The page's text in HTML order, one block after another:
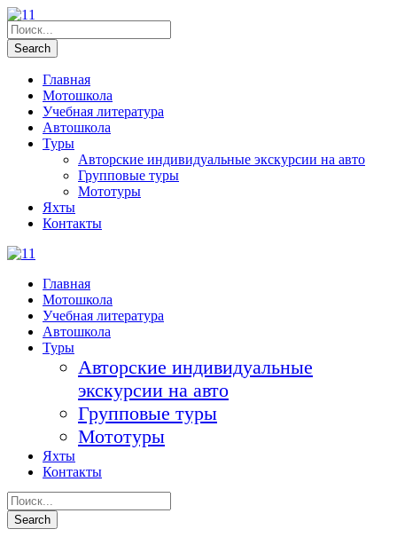
Главная
Мотошкола
Учебная литература
Автошкола
Туры
Авторские индивидуальные экскурсии на авто
Групповые туры
Мототуры
Яхты
Контакты
Главная
Мотошкола
Учебная литература
Автошкола
Туры
Авторские индивидуальные
экскурсии на авто
Групповые туры
Мототуры
Яхты
Контакты